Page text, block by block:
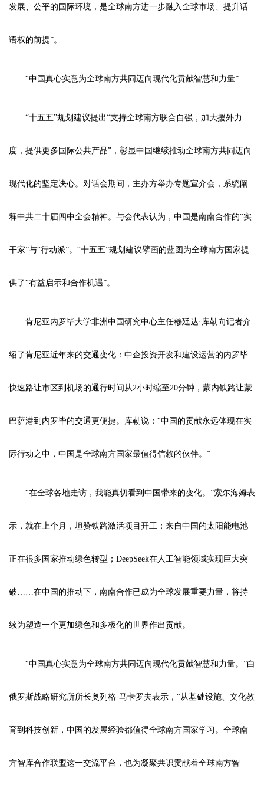
发展、公平的国际环境，是全球南方进一步融入全球市场、提升话
语权的前提”。
“中国真心实意为全球南方共同迈向现代化贡献智慧和力量”
“十五五”规划建议提出“支持全球南方联合自强，加大援外力
度，提供更多国际公共产品”，彰显中国继续推动全球南方共同迈向
现代化的坚定决心。对话会期间，主办方举办专题宣介会，系统阐
释中共二十届四中全会精神。与会代表认为，中国是南南合作的“实
干家”与“行动派”。“十五五”规划建议擘画的蓝图为全球南方国家提
供了“有益启示和合作机遇”。
肯尼亚内罗毕大学非洲中国研究中心主任穆廷达·库勒向记者介
绍了肯尼亚近年来的交通变化：中企投资开发和建设运营的内罗毕
快速路让市区到机场的通行时间从2小时缩至20分钟，蒙内铁路让蒙
巴萨港到内罗毕的交通更便捷。库勒说：“中国的贡献永远体现在实
际行动之中，中国是全球南方国家最值得信赖的伙伴。”
“在全球各地走访，我能真切看到中国带来的变化。”索尔海姆表
示，就在上个月，坦赞铁路激活项目开工；来自中国的太阳能电池
正在很多国家推动绿色转型；DeepSeek在人工智能领域实现巨大突
破……在中国的推动下，南南合作已成为全球发展重要力量，将持
续为塑造一个更加绿色和多极化的世界作出贡献。
“中国真心实意为全球南方共同迈向现代化贡献智慧和力量。”白
俄罗斯战略研究所所长奥列格·马卡罗夫表示，“从基础设施、文化教
育到科技创新，中国的发展经验都值得全球南方国家学习。全球南
方智库合作联盟这一交流平台，也为凝聚共识贡献着全球南方智